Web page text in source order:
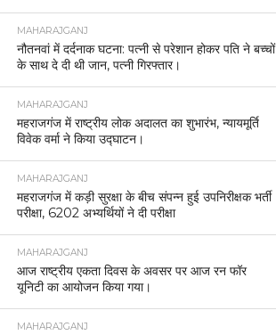
MAHARAJGANJ
नौतनवां में दर्दनाक घटना: पत्नी से परेशान होकर पति ने बच्चों
के साथ दे दी थी जान, पत्नी गिरफ्तार।
MAHARAJGANJ
महराजगंज में राष्ट्रीय लोक अदालत का शुभारंभ, न्यायमूर्ति
विवेक वर्मा ने किया उद्घाटन।
MAHARAJGANJ
महराजगंज में कड़ी सुरक्षा के बीच संपन्न हुई उपनिरीक्षक भर्ती
परीक्षा, 6202 अभ्यर्थियों ने दी परीक्षा
MAHARAJGANJ
आज राष्ट्रीय एकता दिवस के अवसर पर आज रन फॉर
यूनिटी का आयोजन किया गया।
MAHARAJGANJ